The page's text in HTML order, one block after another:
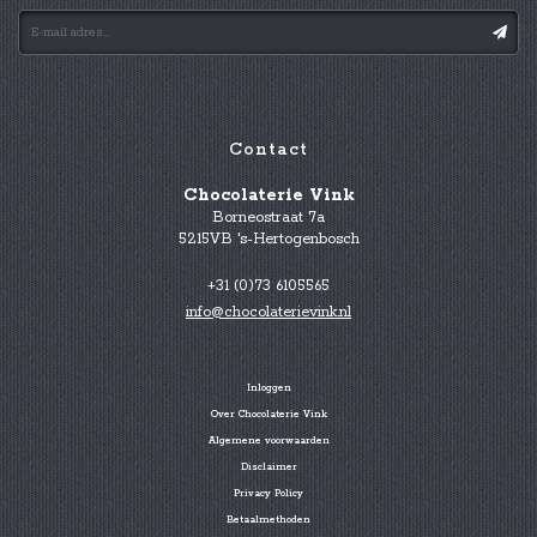
Contact
Chocolaterie Vink
Borneostraat 7a
5215VB 's-Hertogenbosch
+31 (0)73 6105565
info@chocolaterievink.nl
Inloggen
Over Chocolaterie Vink
Algemene voorwaarden
Disclaimer
Privacy Policy
Betaalmethoden